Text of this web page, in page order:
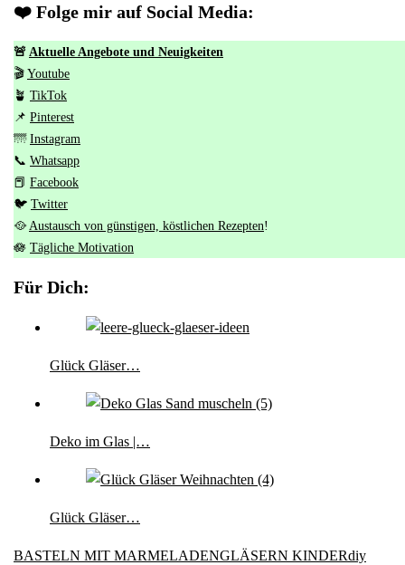
❤️ Folge mir auf Social Media:
🚨 Aktuelle Angebote und Neuigkeiten
🎬Youtube
🪴 TikTok
📌 Pinterest
🌁Instagram
📞 Whatsapp
📕 Facebook
🐦 Twitter
🥘Austausch von günstigen, köstlichen Rezepten!
🪷 Tägliche Motivation
Für Dich:
Glück Gläser…
Deko im Glas |…
Glück Gläser…
BASTELN MIT MARMELADENGLÄSERN KINDERdiy